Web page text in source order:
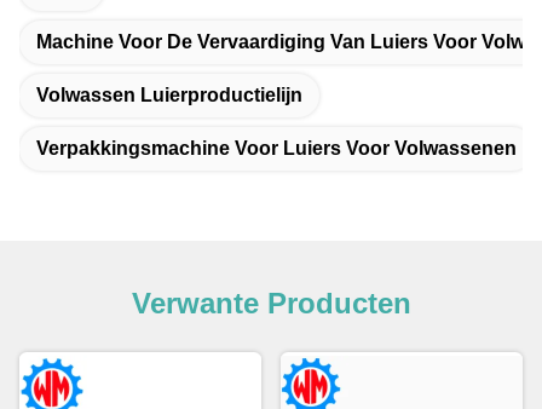
Machine Voor De Vervaardiging Van Luiers Voor
Volwassen Luierproductielijn
Verpakkingsmachine Voor Luiers Voor Volwassenen
Verwante Producten